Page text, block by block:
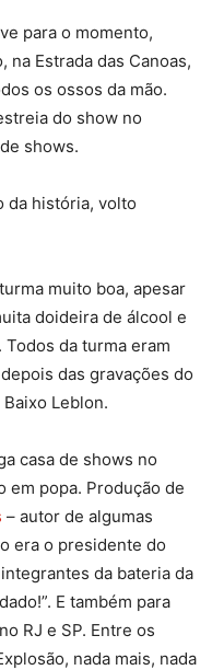
para o momento,
na Estrada das Canoas,
os ossos da mão.
do show no
shows.
da história, volto
muito boa, apesar
doideira de álcool e
da turma eram
das gravações do
Baixo Leblon.
casa de shows no
em popa. Produção de
– autor de algumas
era o presidente do
da bateria da
E também para
no RJ e SP. Entre os
nada mais, nada